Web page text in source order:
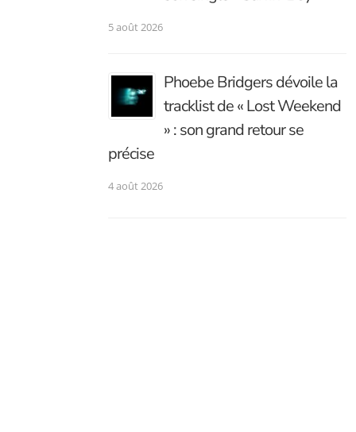
5 août 2026
Phoebe Bridgers dévoile la
tracklist de « Lost Weekend
» : son grand retour se
précise
4 août 2026